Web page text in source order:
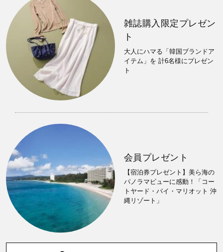
雑誌購入限定プレゼン
ト
大人にハマる「韓国ブランドア
イテム」を 計6名様にプレゼン
ト
会員プレゼント
【宿泊券プレゼント】美ら海の
パノラマビューに感動！「コー
トヤード・バイ・マリオット 沖
縄リゾート」